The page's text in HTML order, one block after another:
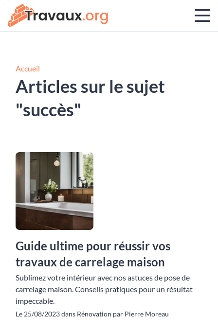
Accueil
Articles sur le sujet
"succès"
Guide ultime pour réussir vos
travaux de carrelage maison
Sublimez votre intérieur avec nos astuces de pose de
carrelage maison. Conseils pratiques pour un résultat
impeccable.
Le 25/08/2023 dans Rénovation par Pierre Moreau